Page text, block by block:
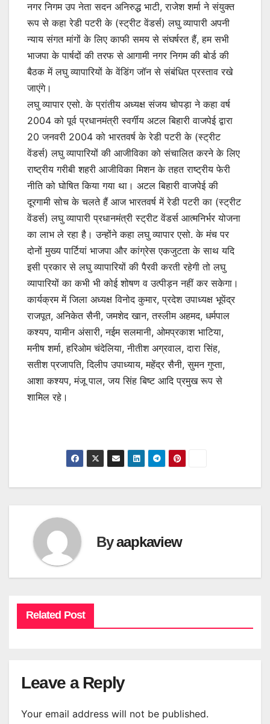
नगर निगम उप नेता सदन अनिरुद्ध भाटी, राजेश शर्मा ने संयुक्त
रूप से कहा रेडी पटरी के (स्ट्रीट वेंडर्स) लघु व्यापारी अपनी
न्याय संगत मांगों के लिए काफी समय से संघर्षरत हैं, हम सभी
भाजपा के पार्षदों की तरफ से आगामी नगर निगम की बोर्ड की
बैठक में लघु व्यापारियों के वेंडिंग जॉन से संबंधित प्रस्ताव रखे
जाएंगे।
लघु व्यापार एसो. के प्रांतीय अध्यक्ष संजय चोपड़ा ने कहा वर्ष
2004 को पूर्व प्रधानमंत्री स्वर्गीय अटल बिहारी वाजपेई द्वारा
20 जनवरी 2004 को भारतवर्ष के रेडी पटरी के (स्ट्रीट
वेंडर्स) लघु व्यापारियों की आजीविका को संचालित करने के लिए
राष्ट्रीय गरीबी शहरी आजीविका मिशन के तहत राष्ट्रीय फेरी
नीति को घोषित किया गया था। अटल बिहारी वाजपेई की
दूरगामी सोच के चलते हैं आज भारतवर्ष में रेडी पटरी का (स्ट्रीट
वेंडर्स) लघु व्यापारी प्रधानमंत्री स्ट्रीट वेंडर्स आत्मनिर्भर योजना
का लाभ ले रहा है। उन्होंने कहा लघु व्यापार एसो. के मंच पर
दोनों मुख्य पार्टियां भाजपा और कांग्रेस एकजुटता के साथ यदि
इसी प्रकार से लघु व्यापारियों की पैरवी करती रहेगी तो लघु
व्यापारियों का कभी भी कोई शोषण व उत्पीड़न नहीं कर सकेगा।
कार्यक्रम में जिला अध्यक्ष विनोद कुमार, प्रदेश उपाध्यक्ष भूपेंद्र
राजपूत, अनिकेत सैनी, जमशेद खान, तस्लीम अहमद, धर्मपाल
कश्यप, यामीन अंसारी, नईम सलमानी, ओमप्रकाश भाटिया,
मनीष शर्मा, हरिओम चंदेलिया, नीतीश अग्रवाल, दारा सिंह,
सतीश प्रजापति, दिलीप उपाध्याय, महेंद्र सैनी, सुमन गुप्ता,
आशा कश्यप, मंजू पाल, जय सिंह बिष्ट आदि प्रमुख रूप से
शामिल रहे।
Byaapkaview
Related Post
Leave a Reply
Your email address will not be published.